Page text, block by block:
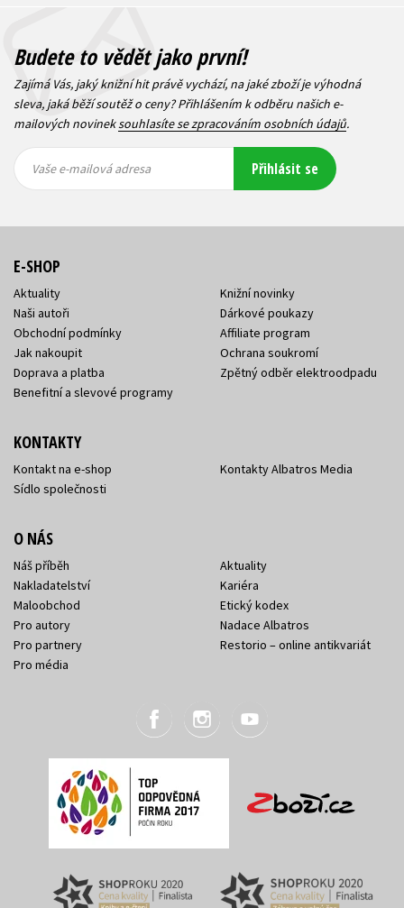
Budete to vědět jako první!
Zajímá Vás, jaký knižní hit právě vychází, na jaké zboží je výhodná
sleva, jaká běží soutěž o ceny? Přihlášením k odběru našich e-
mailových novineksouhlasíte se zpracováním osobních údajů.
mailová
mailová
Vaše e-mailová adresa Přihlásit se
E-SHOP
Aktuality
Naši autoři
Obchodní podmínky
Jak nakoupit
Doprava a platba
Benefitní a slevové programy
Knižní novinky
Dárkové poukazy
Affiliate program
Ochrana soukromí
Zpětný odběr elektroodpadu
KONTAKTY
Kontakt na e-shop
Sídlo společnosti
Kontakty Albatros Media
O NÁS
Náš příběh
Nakladatelství
Maloobchod
Pro autory
Pro partnery
Pro média
Aktuality
Kariéra
Etický kodex
Nadace Albatros
Restorio – online antikvariát